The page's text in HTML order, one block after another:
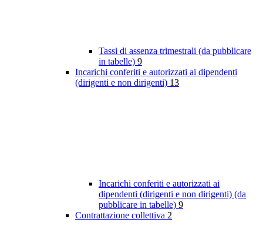
Tassi di assenza trimestrali (da pubblicare
in tabelle) 9
Incarichi conferiti e autorizzati ai dipendenti
(dirigenti e non dirigenti) 13
Incarichi conferiti e autorizzati ai
dipendenti (dirigenti e non dirigenti) (da
pubblicare in tabelle) 9
Contrattazione collettiva 2